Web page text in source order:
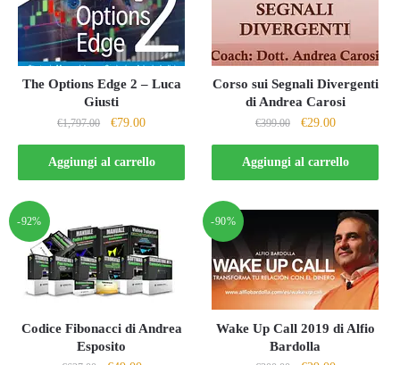
The Options Edge 2 – Luca
Giusti
€1,797.00
Il
prezzo
originale
era:
€79.00Il
prezzo
attuale
è:
Aggiungi al carrello
Corso sui Segnali Divergenti
di Andrea Carosi
€399.00
Il
prezzo
originale
era:
€29.00Il
prezzo
attuale
è:
Aggiungi al carrello
-92%
Codice Fibonacci di Andrea
Esposito
-90%
Wake Up Call 2019 di Alfio
Bardolla